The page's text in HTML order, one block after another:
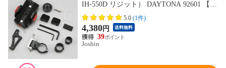
IH-550D リジット） DAYTONA 92601 【返
品種別B】
5.0 (1件)
4,380円 送料無料
39
Joshin